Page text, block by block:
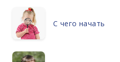
С чего начать